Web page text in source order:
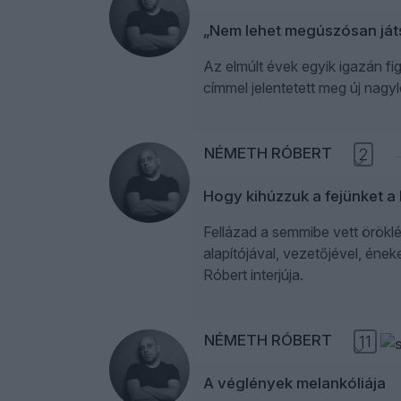
„Nem lehet megúszósan
Az elmúlt évek egyik igazán
címmel jelentetett meg új
NÉMETH RÓBERT 2
Hogy kihúzzuk a fejünket
Fellázad a semmibe vett
alapítójával, vezetőjével,
Róbert interjúja.
NÉMETH RÓBERT 11
A véglények melankóliája